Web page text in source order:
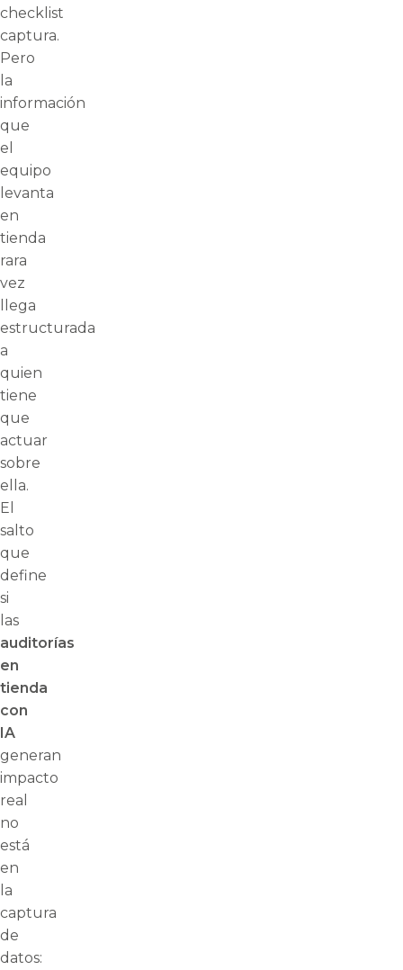
checklist
captura.
Pero
la
información
que
el
equipo
levanta
en
tienda
rara
vez
llega
estructurada
a
quien
tiene
que
actuar
sobre
ella.
El
salto
que
define
si
las
auditorías
en
tienda
con
IA
generan
impacto
real
no
está
en
la
captura
de
datos: